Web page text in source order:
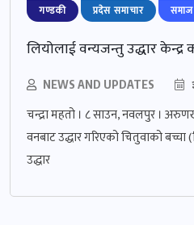
गण्डकी प्रदेस समाचार समाज
लियोलाई वन्यजन्तु उद्धार केन्द्र
NEWS AND UPDATES
चन्द्रा महतो । ८ साउन, नवलपुर ।
वनबाट उद्धार गरिएको चितुवाको
उद्धार